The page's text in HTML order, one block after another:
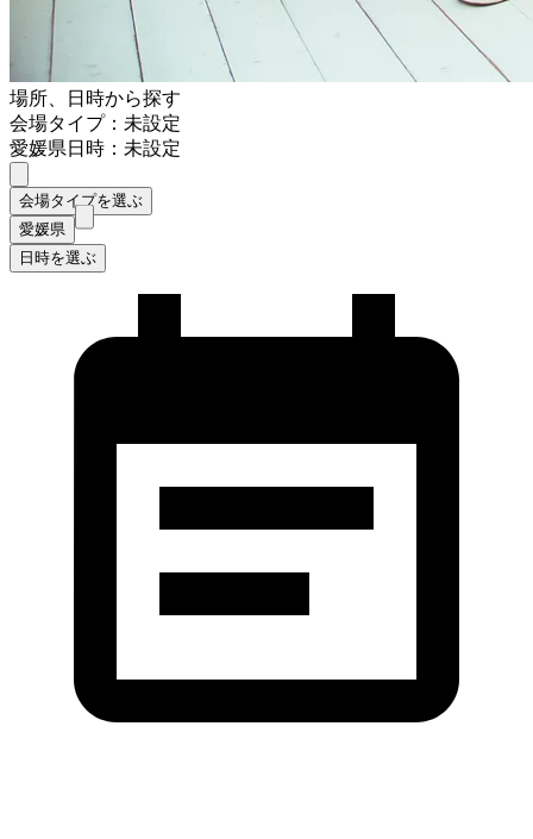
場所、日時から探す
会場タイプ：未設定
愛媛県日時：未設定
会場タイプを選ぶ
愛媛県
日時を選ぶ